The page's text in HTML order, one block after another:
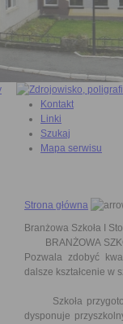
Kontakt
Linki
Szukaj
Mapa serwisu
Strona główna
Branżowa Szkoła I
BRANŻOWA
Pozwala zdobyć
dalsze kształcenie w
Szkoła
dysponuje